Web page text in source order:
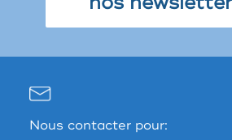
Nous contacter pour: